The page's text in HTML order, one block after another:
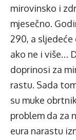
mirovinsko i
mjesečno.
290, a
ako ne i više…
doprinosi za
rastu. Sada
su muke
problem da za
eura narastu